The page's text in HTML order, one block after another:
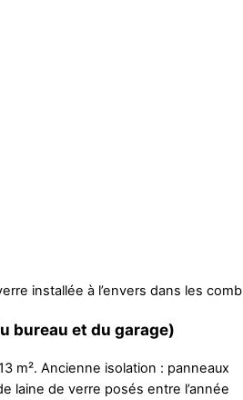
installée à l’envers dans les
bureau et du garage)
m². Ancienne isolation : panneaux
laine de verre posés entre l’année